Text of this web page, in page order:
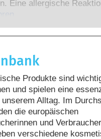
denen die Unternehmen
sind, decken
des
Eine allergische
einer Person
Ein Stoff, der eine
wird als Allergen
Kosmetika und
die bei manchen
können. Das
das Produkt für andere
ist.
Produkte sind
und spielen eine
unserem Alltag. Im
die europäischen
und
verschiedene